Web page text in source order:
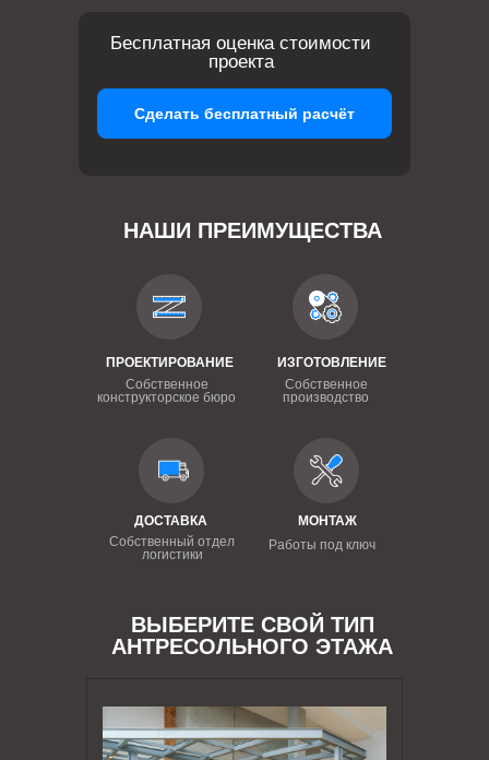
НАШИ ПРЕИМУЩЕСТВА
ПРОЕКТИРОВАНИЕ
Собственное
конструкторское бюро
ИЗГОТОВЛЕНИЕ
Собственное
производство
ДОСТАВКА
Собственный отдел
логистики
МОНТАЖ
Работы под ключ
Бесплатная оценка стоимости
проекта
Сделать бесплатный расчёт
ВЫБЕРИТЕ СВОЙ ТИП
АНТРЕСОЛЬНОГО ЭТАЖА